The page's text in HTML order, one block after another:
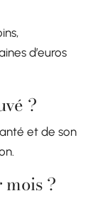
d’euros
?
et de son
?